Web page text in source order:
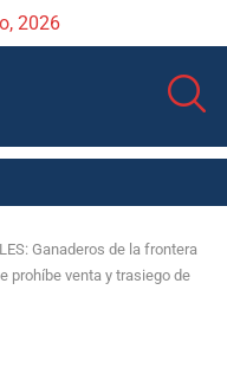
2026
Ganaderos de la frontera
prohíbe venta y trasiego de